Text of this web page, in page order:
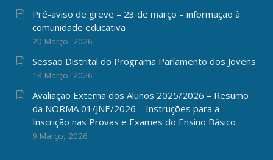
Pré-aviso de greve – 23 de março – informação à
comunidade educativa
20 Março, 2026
Sessão Distrital do Programa Parlamento dos Jovens
18 Março, 2026
Avaliação Externa dos Alunos 2025/2026 – Resumo
da NORMA 01/JNE/2026 – Instruções para a
Inscrição nas Provas e Exames do Ensino Básico
9 Março, 2026